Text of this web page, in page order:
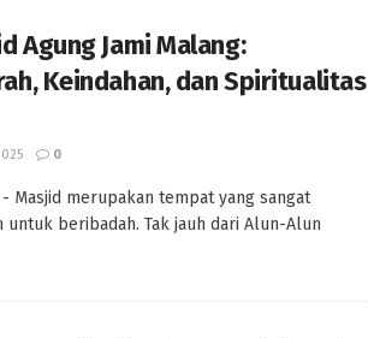
Agung Jami Malang:
Keindahan, dan Spiritualitas
0
- Masjid merupakan tempat yang sangat
beribadah. Tak jauh dari Alun-Alun